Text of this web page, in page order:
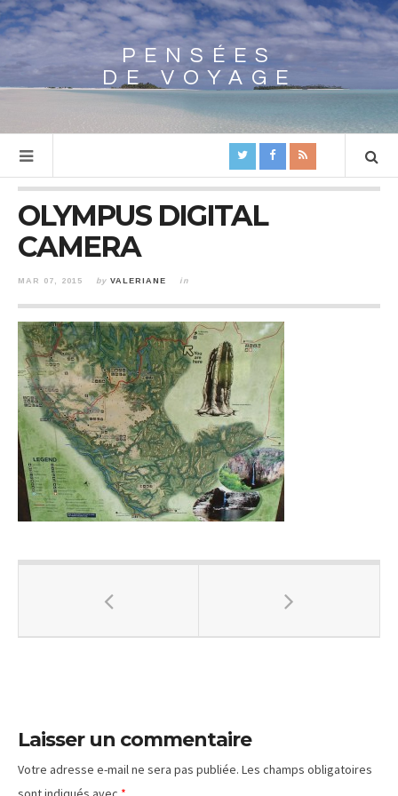
Array
PENSÉES
DE VOYAGE
OLYMPUS DIGITAL
CAMERA
MAR 07, 2015 by VALERIANE in
Laisser un commentaire
Votre adresse e-mail ne sera pas publiée. Les champs obligatoires